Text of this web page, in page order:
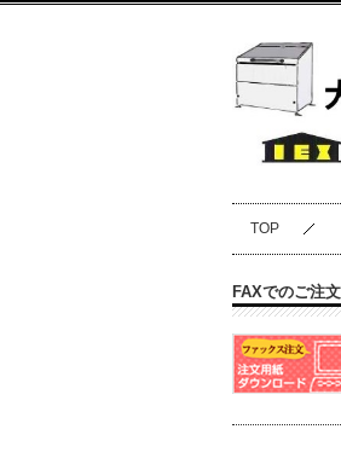
TOP
FAXでのご注